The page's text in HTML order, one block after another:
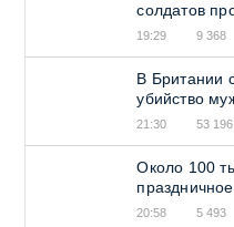
солдатов
19:29 9 368
В Британии
убийство
21:30 53 196
Около 100
20:58 5 493